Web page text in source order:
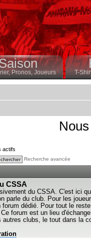
Pronos, Joueurs T-
actifs
Recherche avancée
CSSA
du CSSA. C'est ici
parle du club. Pour les
dédié. Pour tout le
forum est un lieu
autres clubs, le tout dans la